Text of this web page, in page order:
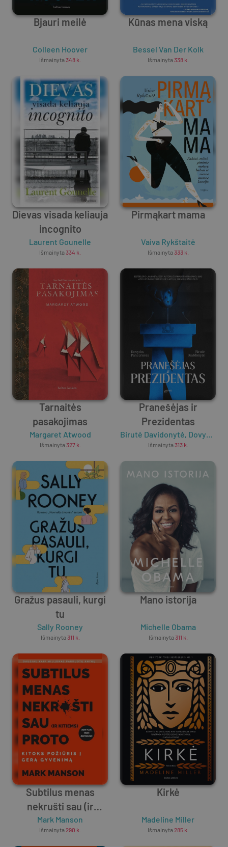
Bjauri meilė
Colleen Hoover
Išmainyta348 k.
Kūnas mena viską
Bessel Van Der Kolk
Išmainyta338k.
Dievas visada keliauja
incognito
Laurent Gounelle
Išmainyta334 k.
Pirmąkart mama
Vaiva Rykštaitė
Išmainyta333k.
Tarnaitės
pasakojimas
Margaret Atwood
Išmainyta327k.
Pranešėjas ir
Prezidentas
Birutė Davidonytė, Dovydas Pancerovas
Išmainyta313k.
Gražus pasauli, kurgi
tu
Sally Rooney
Išmainyta311 k.
Mano istorija
Michelle Obama
Išmainyta311 k.
Subtilus menas
nekrušti sau (ir
kitiems) proto
Mark Manson
Išmainyta290 k.
Kirkė
Madeline Miller
Išmainyta285k.